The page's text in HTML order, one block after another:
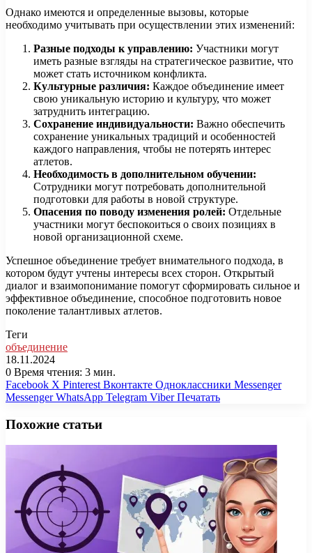
Однако имеются и определенные вызовы, которые
необходимо учитывать при осуществлении этих изменений:
Разные подходы к управлению: Участники могут
иметь разные взгляды на стратегическое развитие, что
может стать источником конфликта.
Культурные различия: Каждое объединение имеет
свою уникальную историю и культуру, что может
затруднить интеграцию.
Сохранение индивидуальности: Важно обеспечить
сохранение уникальных традиций и особенностей
каждого направления, чтобы не потерять интерес
атлетов.
Необходимость в дополнительном обучении:
Сотрудники могут потребовать дополнительной
подготовки для работы в новой структуре.
Опасения по поводу изменения ролей: Отдельные
участники могут беспокоиться о своих позициях в
новой организационной схеме.
Успешное объединение требует внимательного подхода, в
котором будут учтены интересы всех сторон. Открытый
диалог и взаимопонимание помогут сформировать сильное и
эффективное объединение, способное подготовить новое
поколение талантливых атлетов.
Теги
объединение
18.11.2024
0 Время чтения: 3 мин.
Facebook X Pinterest Вконтакте Одноклассники Messenger
Messenger WhatsApp Telegram Viber Печатать
Похожие статьи